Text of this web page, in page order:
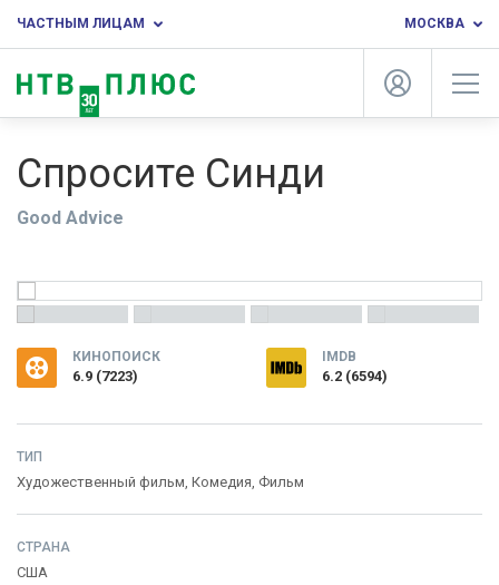
ЧАСТНЫМ ЛИЦАМ МОСКВА
Спросите Синди
Good Advice
КИНОПОИСК
6.9 (7223)
IMDB
6.2 (6594)
ТИП
Художественный фильм, Комедия, Фильм
СТРАНА
США